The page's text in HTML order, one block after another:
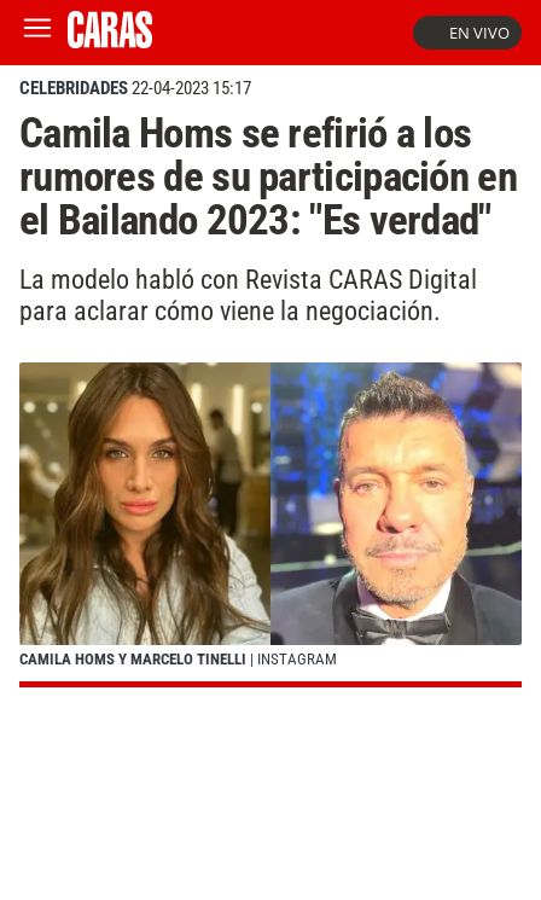
EN VIVO
CELEBRIDADES22-04-2023 15:17
Camila Homs se refirió a los
rumores de su participación en
el Bailando 2023: "Es verdad"
La modelo habló con Revista CARAS Digital
para aclarar cómo viene la negociación.
CAMILA HOMS Y MARCELO TINELLI | INSTAGRAM